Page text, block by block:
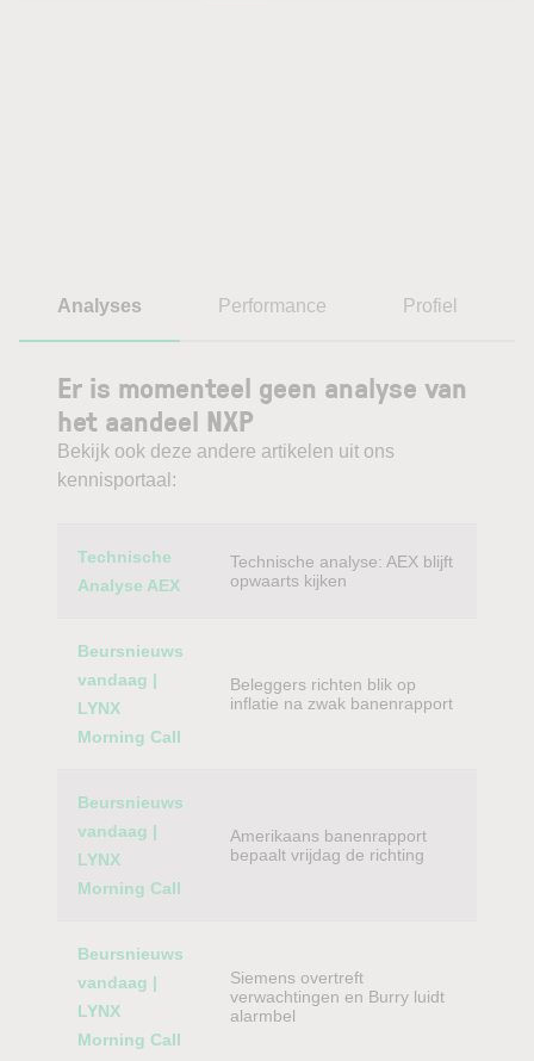
Analyses Performance Profiel
Er is momenteel geen analyse van
het aandeel NXP
Bekijk ook deze andere artikelen uit ons
kennisportaal:
Category
Technische
Analyse AEX
Technische analyse: AEX blijft
opwaarts kijken
Beursnieuws
vandaag |
LYNX
Morning Call
Beleggers richten blik op
inflatie na zwak banenrapport
Beursnieuws
vandaag |
LYNX
Morning Call
Amerikaans banenrapport
bepaalt vrijdag de richting
Beursnieuws
vandaag |
LYNX
Morning Call
Siemens overtreft
verwachtingen en Burry luidt
alarmbel